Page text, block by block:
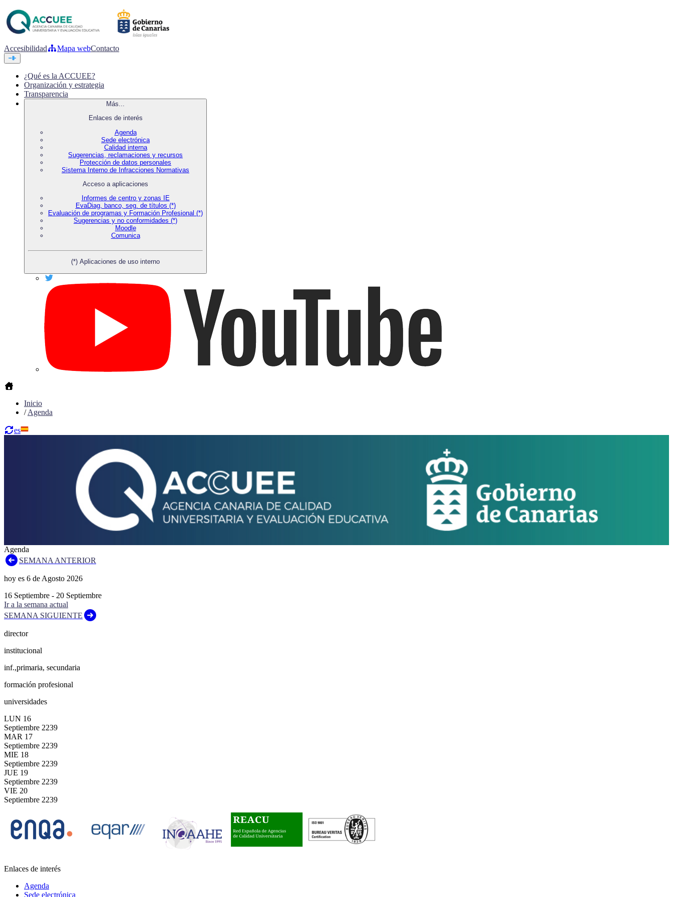
Accesibilidad Mapa webContacto
¿Qué es la ACCUEE?
Organización y estrategia
Transparencia
Más...
Enlaces de interés
Agenda
Sede electrónica
Calidad interna
Sugerencias, reclamaciones y recursos
Protección de datos personales
Sistema Interno de Infracciones Normativas
Acceso a aplicaciones
Informes de centro y zonas IE
EvaDiag, banco, seg. de títulos (*)
Evaluación de programas y Formación Profesional (*)
Sugerencias y no conformidades (*)
Moodle
Comunica
(*) Aplicaciones de uso interno
Inicio
/Agenda
es
Agenda
SEMANA ANTERIOR
hoy es 6 de Agosto 2026
16 Septiembre - 20 Septiembre
Ir a la semana actual
SEMANA SIGUIENTE
director
institucional
inf.,primaria, secundaria
formación profesional
universidades
LUN 16
Septiembre 2239
MAR 17
Septiembre 2239
MIE 18
Septiembre 2239
JUE 19
Septiembre 2239
VIE 20
Septiembre 2239
Enlaces de interés
Agenda
Sede electrónica